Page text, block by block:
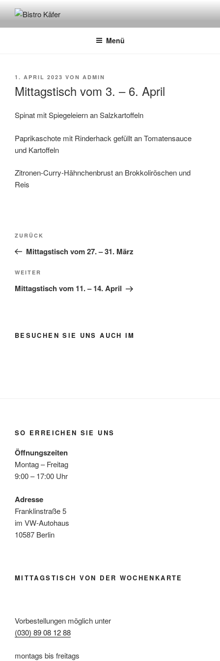
Inhalt
springenBISTRO KÄFER
Café – Bistro – Catering
Menü
VERÖFFENTLICHT
1. APRIL 2023 VON ADMIN
Mittagstisch vom 3. – 6. April
Spinat mit Spiegeleiern an Salzkartoffeln
Paprikaschote mit Rinderhack gefüllt an Tomatensauce
und Kartoffeln
Zitronen-Curry-Hähnchenbrust an Brokkoliröschen und
Reis
Beitragsnavigation
Vorheriger
Beitrag
ZURÜCK
Mittagstisch vom 27. – 31. März
Nächster
Beitrag
WEITER
Mittagstisch vom 11. – 14. April
BESUCHEN SIE UNS AUCH IM
SO ERREICHEN SIE UNS
Öffnungszeiten
Montag – Freitag
9:00 – 17:00 Uhr
Adresse
Franklinstraße 5
im VW-Autohaus
10587 Berlin
MITTAGSTISCH VON DER WOCHENKARTE
Vorbestellungen möglich unter
(030) 89 08 12 88
montags bis freitags